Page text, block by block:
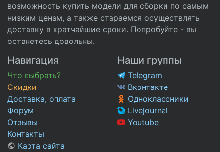
возможность купить модели для сборки по самым
низким ценам, а также стараемся осуществлять
доставку в кратчайшие сроки. Попробуйте - вы
останетесь довольны.
Навигация
Что выбрать?
Скидки
Доставка, оплата
Форум
Отзывы
Контакты
Карта сайта
Наши группы
Telegram
Вконтакте
Одноклассники
Livejournal
Youtube